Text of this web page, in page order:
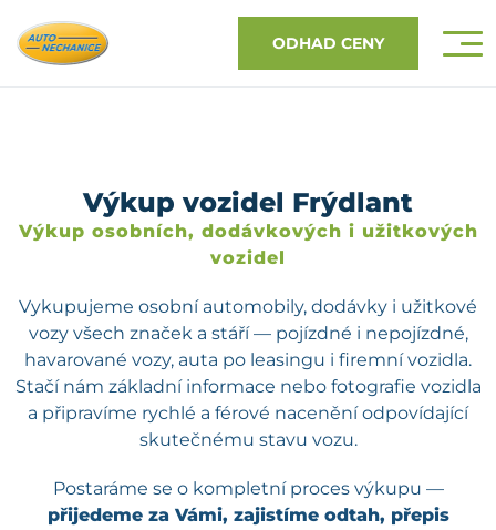
ODHAD CENY
Výkup vozidel Frýdlant
Výkup osobních, dodávkových i užitkových
vozidel
Vykupujeme osobní automobily, dodávky i užitkové
vozy všech značek a stáří — pojízdné i nepojízdné,
havarované vozy, auta po leasingu i firemní vozidla.
Stačí nám základní informace nebo fotografie vozidla
a připravíme rychlé a férové nacenění odpovídající
skutečnému stavu vozu.
Postaráme se o kompletní proces výkupu —
přijedeme za Vámi, zajistíme odtah, přepis